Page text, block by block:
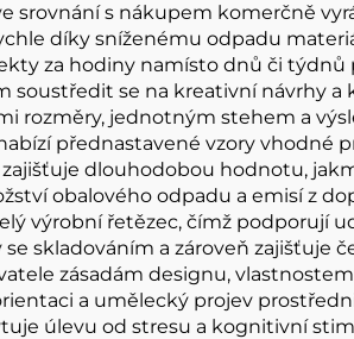
s nákupem komerčně
díky sníženému odpadu
za hodiny namísto dnů či
se na kreativní návrhy a
rozměry, jednotným stehem a
přednastavené vzory vhodné
dlouhodobou hodnotu,
obalového odpadu a emisí z
výrobní řetězec, čímž podporují
skladováním a zároveň zajišťuje
zásadám designu,
a umělecký projev
úlevu od stresu a kognitivní